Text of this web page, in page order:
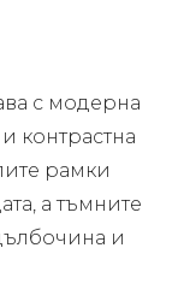
с модерна
контрастна
рамки
а тъмните
и